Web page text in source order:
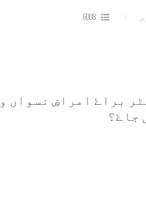
براۓ امراضِ نسواں
جاۓ؟